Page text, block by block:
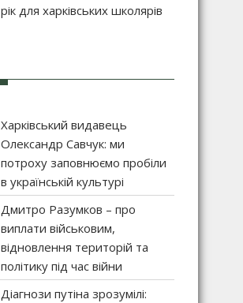
рік для харківських школярів
Харківський видавець
Олександр Савчук: ми
потроху заповнюємо пробіли
в українській культурі
Дмитро Разумков – про
виплати військовим,
відновлення територій та
політику під час війни
Діагнози путіна зрозумілі: